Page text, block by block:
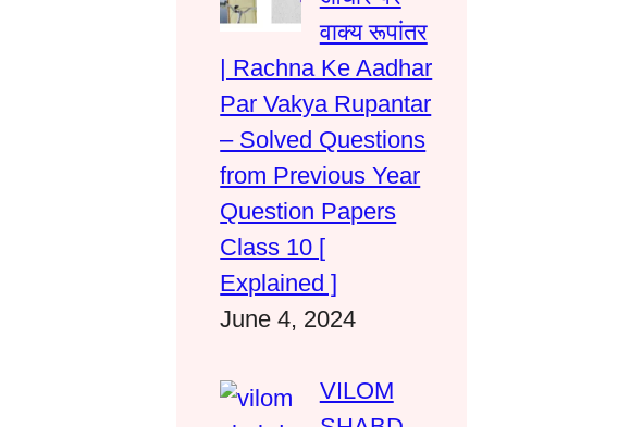
वाक्य रूपांतर
| Rachna Ke Aadhar
Par Vakya Rupantar
– Solved Questions
from Previous Year
Question Papers
Class 10 [
Explained ]
June 4, 2024
VILOM